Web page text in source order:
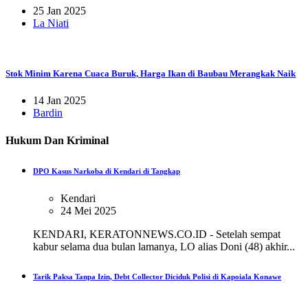
25 Jan 2025
La Niati
Stok Minim Karena Cuaca Buruk, Harga Ikan di Baubau Merangkak Naik
14 Jan 2025
Bardin
Hukum Dan Kriminal
DPO Kasus Narkoba di Kendari di Tangkap
Kendari
24 Mei 2025
KENDARI, KERATONNEWS.CO.ID - Setelah sempat
kabur selama dua bulan lamanya, LO alias Doni (48) akhir...
Tarik Paksa Tanpa Izin, Debt Collector Diciduk Polisi di Kapoiala Konawe